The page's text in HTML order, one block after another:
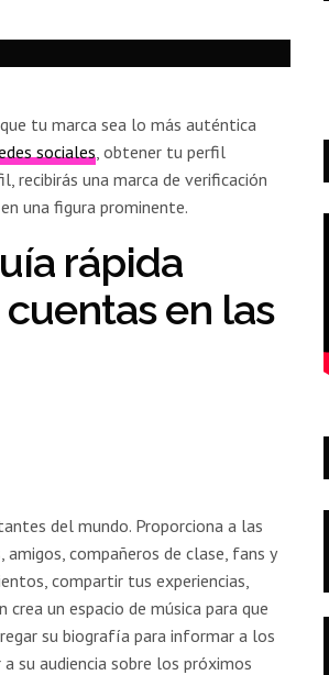
tu marca sea lo más auténtica
sociales , obtener tu perfil
recibirás una marca de verificación
una figura prominente.
rápida
en las
del mundo. Proporciona a las
compañeros de clase, fans y
compartir tus experiencias,
un espacio de música para que
su biografía para informar a los
su audiencia sobre los próximos